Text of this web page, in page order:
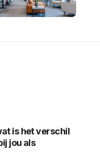
is het verschil
jou als